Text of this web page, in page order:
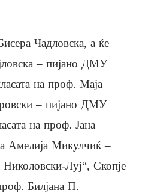
Чадловска, а ќе
– пијано ДМУ
на проф. Маја
– пијано ДМУ
на проф. Јана
Амелија Микулчиќ –
Луј“, Скопје
Билјана П.